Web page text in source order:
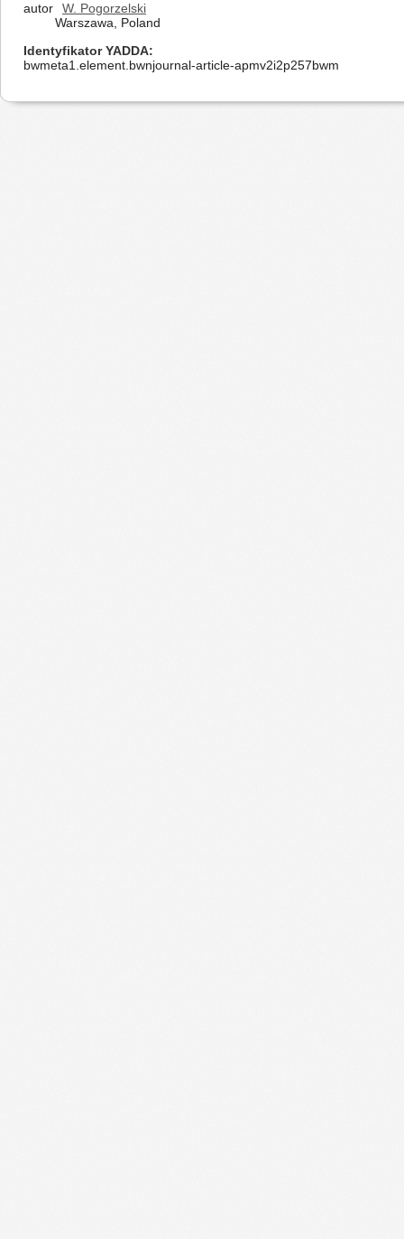
autor
W. Pogorzelski
Warszawa, Poland
Identyfikator YADDA
bwmeta1.element.bwnjournal-article-apmv2i2p257bwm